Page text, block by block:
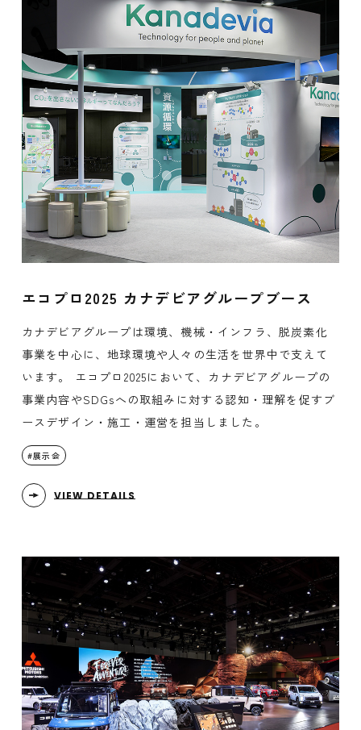
エコプロ2025 カナデビアグループブース
カナデビアグループは環境、機械・インフラ、脱炭素化
事業を中心に、地球環境や人々の生活を世界中で支えて
います。 エコプロ2025において、カナデビアグループの
事業内容やSDGsへの取組みに対する認知・理解を促すブ
ースデザイン・施工・運営を担当しました。
展示会
VIEW DETAILS